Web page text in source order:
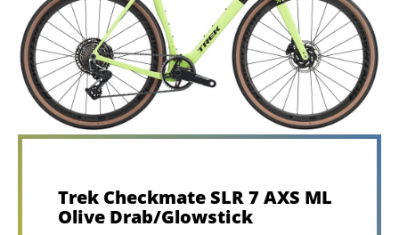
Trek Checkmate SLR 7 AXS ML
Olive Drab/Glowstick